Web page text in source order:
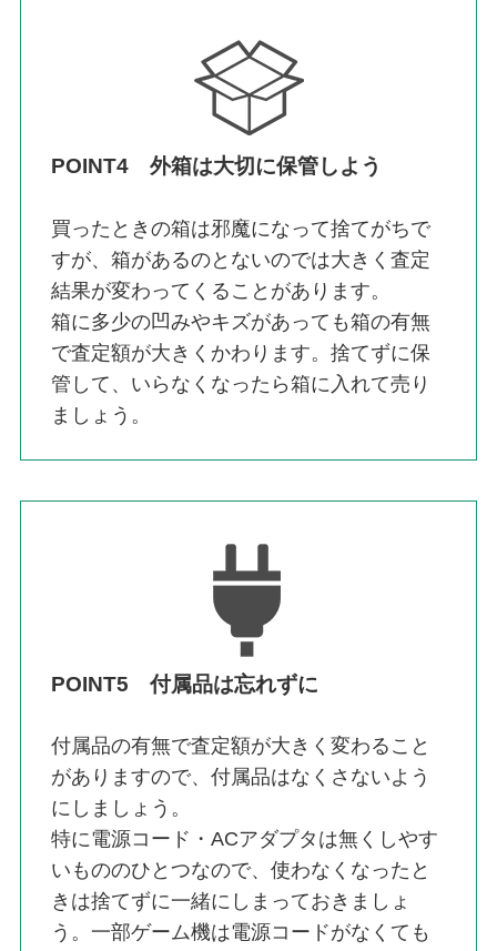
POINT4 外箱は大切に保管しよう
買ったときの箱は邪魔になって捨てがちで
すが、箱があるのとないのでは大きく査定
結果が変わってくることがあります。
箱に多少の凹みやキズがあっても箱の有無
で査定額が大きくかわります。捨てずに保
管して、いらなくなったら箱に入れて売り
ましょう。
POINT5 付属品は忘れずに
付属品の有無で査定額が大きく変わること
がありますので、付属品はなくさないよう
にしましょう。
特に電源コード・ACアダプタは無くしやす
いもののひとつなので、使わなくなったと
きは捨てずに一緒にしまっておきましょ
う。一部ゲーム機は電源コードがなくても